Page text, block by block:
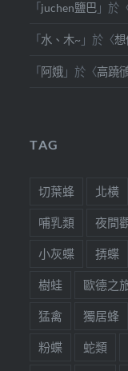
「 juchen鹽巴 」於
「 水、木~ 」於〈
「 阿娥 」於〈高蹺
TAG
切葉蜂 北橫
哺乳類 夜間
小灰蝶 挵蝶
樹蛙 歐德之
猛禽 獨居蜂
粉蝶 蛇類